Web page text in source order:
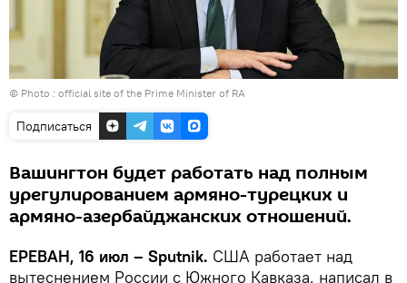
© Photo : official site of the Prime Minister of RA
Подписаться
Вашингтон будет работать над полным
урегулированием армяно-турецких и
армяно-азербайджанских отношений.
ЕРЕВАН, 16 июл – Sputnik. США работает над
вытеснением России с Южного Кавказа, написал в